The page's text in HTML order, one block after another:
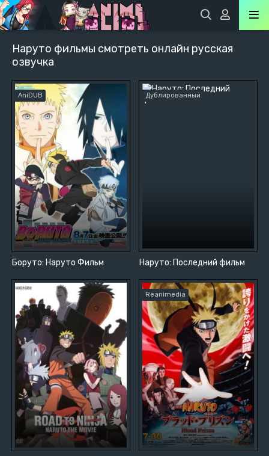
Наруто фильмы смотреть онлайн русская
озвучка
Боруто: Наруто Фильм
AniDUB
Наруто: Последний фильм
Дублированный
Reanimedia